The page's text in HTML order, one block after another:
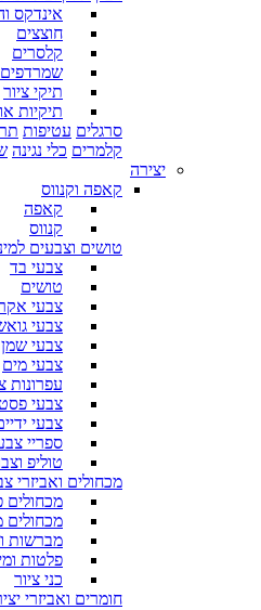
אינדקס
חוצצים
קלסרים
שמרדפים
תיקי ציור
תיקיות
סרגלים עטיפות
קלמרים כלי נגינה
יצירה
קאפה וקנווס
קאפה
קנווס
טושים וצבעים
צבעי בד
טושים
צבעי
צבעי
צבעי שמן
צבעי מים
עפרונות
צבעי
צבעי
ספריי
טוליפ
מכחולים ואביזרי
מכחולים
מכחולים
מברשות
פלטות
כני ציור
חומרים ואביזרי